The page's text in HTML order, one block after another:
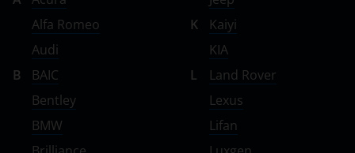
Alfa Romeo
Audi
B
BAIC
Bentley
BMW
K
Kaiyi
KIA
L
Land Rover
Lexus
Lifan